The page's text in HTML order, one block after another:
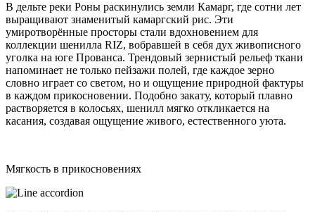
В дельте реки Роны раскинулись земли Камарг, где сотни лет
выращивают знаменитый камаргский рис. Эти
умиротворённые просторы стали вдохновением для
коллекции шенилла RIZ, вобравшей в себя дух живописного
уголка на юге Прованса. Трендовый зернистый рельеф ткани
напоминает не только пейзажи полей, где каждое зерно
словно играет со светом, но и ощущение природной фактуры
в каждом прикосновении. Подобно закату, который плавно
растворяется в колосьях, шенилл мягко откликается на
касания, создавая ощущение живого, естественного уюта.
Мягкость в прикосновениях